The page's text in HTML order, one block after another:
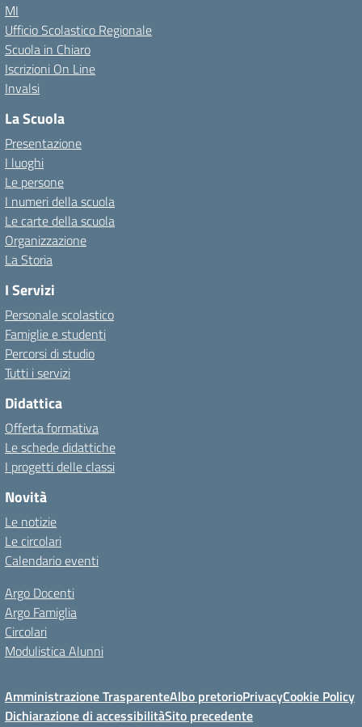
MI
Ufficio Scolastico Regionale
Scuola in Chiaro
Iscrizioni On Line
Invalsi
La Scuola
Presentazione
I luoghi
Le persone
I numeri della scuola
Le carte della scuola
Organizzazione
La Storia
I Servizi
Personale scolastico
Famiglie e studenti
Percorsi di studio
Tutti i servizi
Didattica
Offerta formativa
Le schede didattiche
I progetti delle classi
Novità
Le notizie
Le circolari
Calendario eventi
Argo Docenti
Argo Famiglia
Circolari
Modulistica Alunni
Amministrazione TrasparenteAlbo pretorioPrivacyCookie Policy
Dichiarazione di accessibilitàSito precedente